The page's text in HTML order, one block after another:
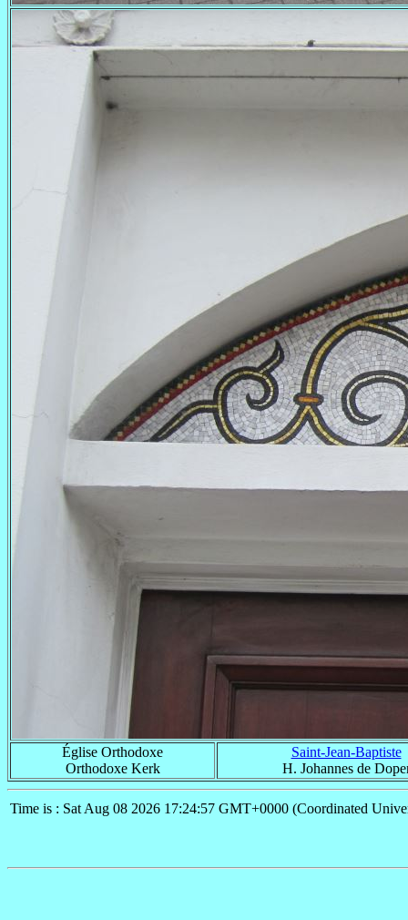
Église Orthodoxe
Orthodoxe Kerk
Saint-Jean-Baptiste
H. Johannes de
Time is : Sat Aug 08 2026 17:24:57 GMT+0000 (Coordinated